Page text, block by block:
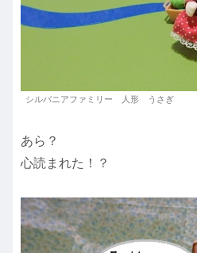
シルバニアファミリー 人形 うさぎ
あら？
心読まれた！？